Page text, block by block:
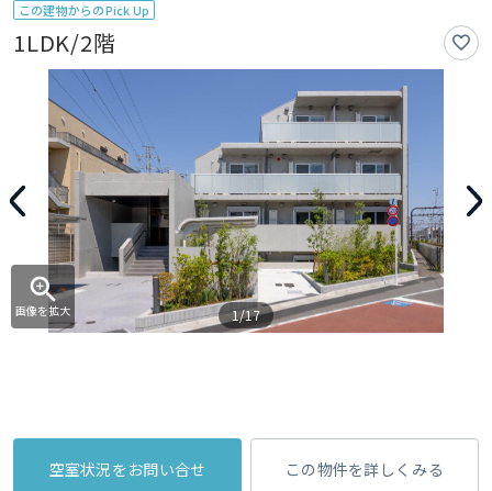
この建物からのPick Up
1LDK/2階
画像を拡大 1/17
空室状況をお問い合せ この物件を詳しくみる